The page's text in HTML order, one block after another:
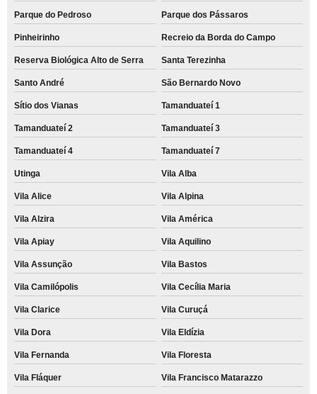
Parque do Pedroso Parque dos Pássaros
Pinheirinho Recreio da Borda do Campo
Reserva Biológica Alto de Serra Santa Terezinha
Santo André São Bernardo Novo
Sítio dos Vianas Tamanduateí 1
Tamanduateí 2 Tamanduateí 3
Tamanduateí 4 Tamanduateí 7
Utinga Vila Alba
Vila Alice Vila Alpina
Vila Alzira Vila América
Vila Apiay Vila Aquilino
Vila Assunção Vila Bastos
Vila Camilópolis Vila Cecília Maria
Vila Clarice Vila Curuçá
Vila Dora Vila Eldízia
Vila Fernanda Vila Floresta
Vila Fláquer Vila Francisco Matarazzo